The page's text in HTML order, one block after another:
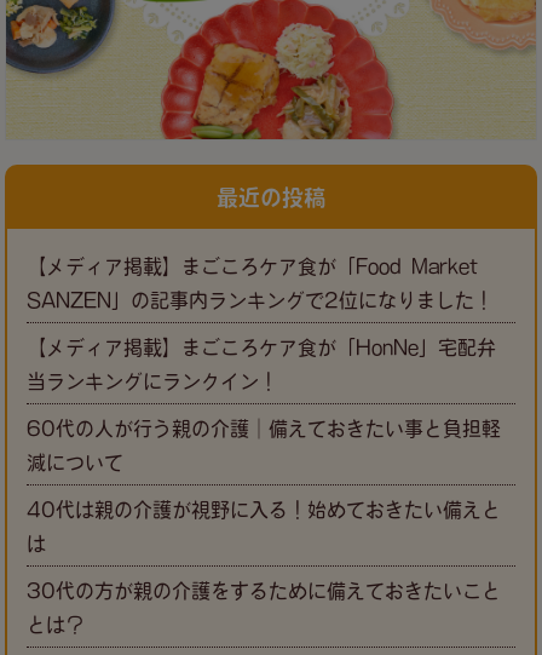
最近の投稿
【メディア掲載】まごころケア食が「Food Market
SANZEN」の記事内ランキングで2位になりました！
【メディア掲載】まごころケア食が「HonNe」宅配弁
当ランキングにランクイン！
60代の人が行う親の介護｜備えておきたい事と負担軽
減について
40代は親の介護が視野に入る！始めておきたい備えと
は
30代の方が親の介護をするために備えておきたいこと
とは？